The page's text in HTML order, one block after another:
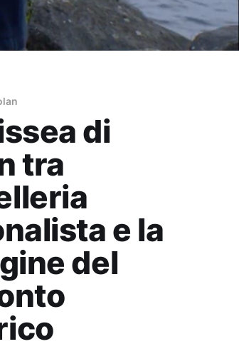
di
tra
e la
del